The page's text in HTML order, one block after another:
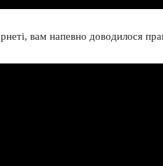
вам напевно доводилося